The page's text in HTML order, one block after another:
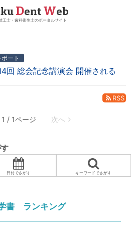
Dent Web
工士・歯科衛生士のポータルサイト
ート
回 総会記念講演会 開催される
RSS
1 / 1ページ
日付でさがす キーワードでさがす
書 ランキング